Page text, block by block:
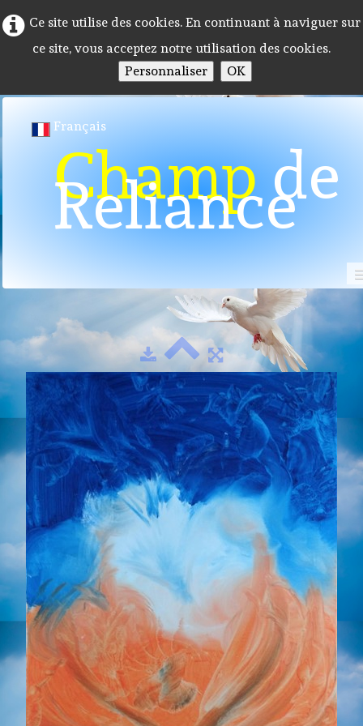
Ce site utilise des cookies. En continuant à naviguer sur
ce site, vous acceptez notre utilisation des cookies.
Personnaliser
OK
Français
Champde
Reliance
Accueil
Programme 2026
Photos▼
Tarifs
Livres
Contact
Toiles Yvette FAGUET